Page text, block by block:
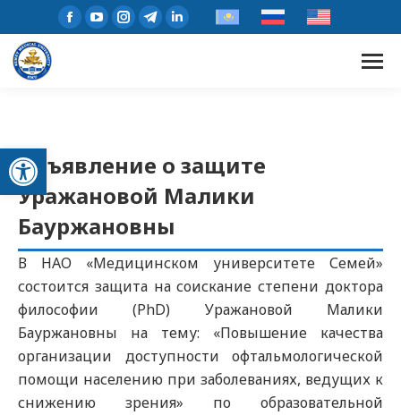
Открыть панель инструментов
Объявление о защите
Уражановой Малики
Бауржановны
В НАО «Медицинском университете Семей»
состоится защита на соискание степени доктора
философии (PhD) Уражановой Малики
Бауржановны на тему: «Повышение качества
организации доступности офтальмологической
помощи населению при заболеваниях, ведущих к
снижению зрения» по образовательной